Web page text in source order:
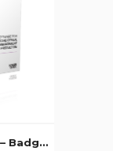
BadgeMaker PRO – Badge Software, ID Card Software, ID Software